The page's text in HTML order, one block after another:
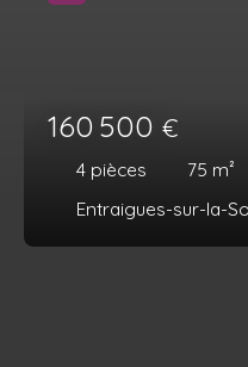
160 500 €
4 pièces 75 m²
Entraigues-sur-la-